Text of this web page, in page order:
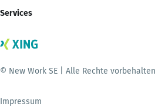
Services
© New Work SE | Alle Rechte vorbehalten
Impressum